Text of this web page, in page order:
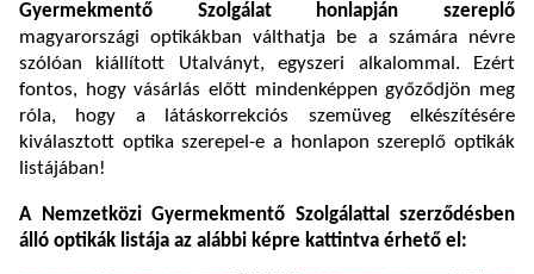
Gyermekmentő Szolgálat
honlapján szereplő
magyarországi optikákban válthatja be a számára névre
szólóan kiállított Utalványt, egyszeri alkalommal. Ezért
fontos, hogy vásárlás előtt mindenképpen győződjön meg
róla, hogy a látáskorrekciós szemüveg elkészítésére
kiválasztott optika szerepel-e a honlapon szereplő optikák
listájában!
A Nemzetközi Gyermekmentő Szolgálattal szerződésben
álló optikák listája az alábbi képre kattintva érhető el: